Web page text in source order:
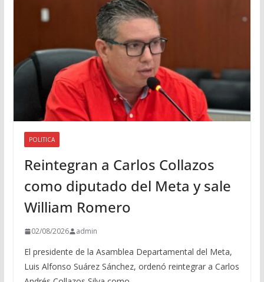
POLITICA
Reintegran a Carlos Collazos
como diputado del Meta y sale
William Romero
02/08/2026 admin
El presidente de la Asamblea Departamental del Meta,
Luis Alfonso Suárez Sánchez, ordenó reintegrar a Carlos